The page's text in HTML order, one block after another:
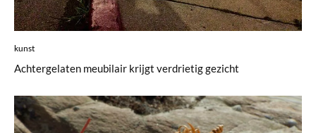
kunst
Achtergelaten meubilair krijgt verdrietig gezicht